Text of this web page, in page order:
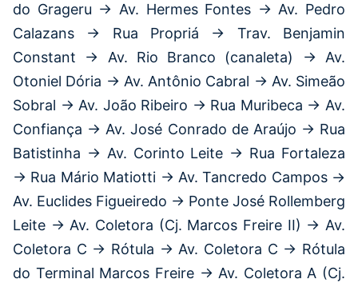
do Grageru → Av. Hermes Fontes → Av. Pedro
Calazans → Rua Propriá → Trav. Benjamin
Constant → Av. Rio Branco (canaleta) → Av.
Otoniel Dória → Av. Antônio Cabral → Av. Simeão
Sobral → Av. João Ribeiro → Rua Muribeca → Av.
Confiança → Av. José Conrado de Araújo → Rua
Batistinha → Av. Corinto Leite → Rua Fortaleza
→ Rua Mário Matiotti → Av. Tancredo Campos →
Av. Euclides Figueiredo → Ponte José Rollemberg
Leite → Av. Coletora (Cj. Marcos Freire II) → Av.
Coletora C → Rótula → Av. Coletora C → Rótula
do Terminal Marcos Freire → Av. Coletora A (Cj.